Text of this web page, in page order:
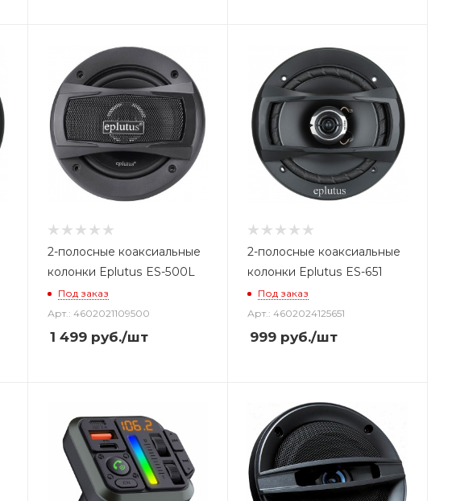
2-полосные коаксиальные
колонки Eplutus ES-500L
Под заказ
Арт.: 4602021109500
1 499руб./шт
2-полосные коаксиальные
колонки Eplutus ES-651
Под заказ
Арт.: 4602024125651
999руб./шт